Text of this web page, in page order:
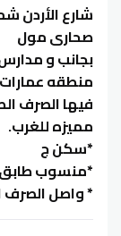
شارع الأردن
صحارى مول
بجانب و
منطقه
فيها الصرف
مميزه للغرب.
*سكن ج
*منسوب طابق
* واصل